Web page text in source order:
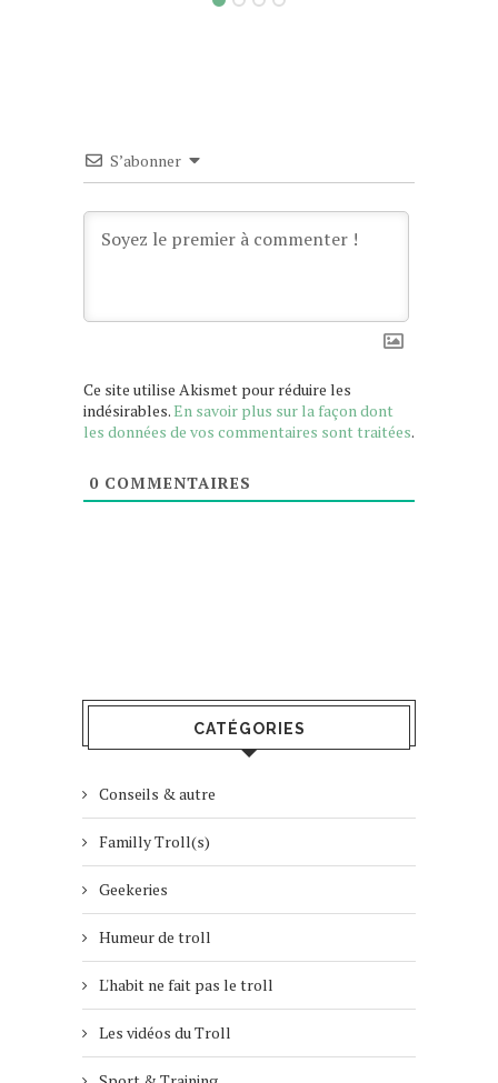
S’abonner
Ce site utilise Akismet pour réduire les
indésirables.En savoir plus sur la façon dont
les données de vos commentaires sont traitées.
0 COMMENTAIRES
CATÉGORIES
Conseils & autre
Familly Troll(s)
Geekeries
Humeur de troll
L'habit ne fait pas le troll
Les vidéos du Troll